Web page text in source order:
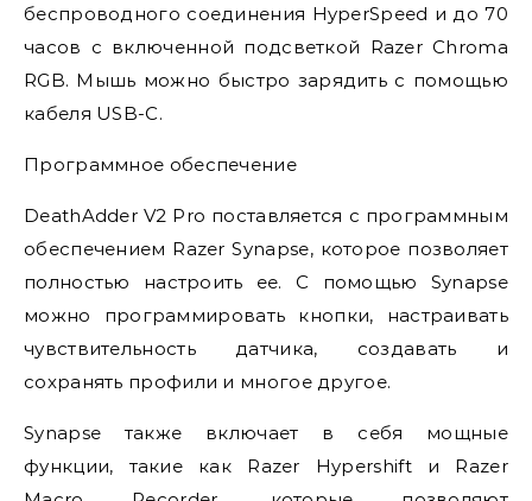
беспроводного соединения HyperSpeed и до 70
часов с включенной подсветкой Razer Chroma
RGB. Мышь можно быстро зарядить с помощью
кабеля USB-C.
Программное обеспечение
DeathAdder V2 Pro поставляется с программным
обеспечением Razer Synapse, которое позволяет
полностью настроить ее. С помощью Synapse
можно программировать кнопки, настраивать
чувствительность датчика, создавать и
сохранять профили и многое другое.
Synapse также включает в себя мощные
функции, такие как Razer Hypershift и Razer